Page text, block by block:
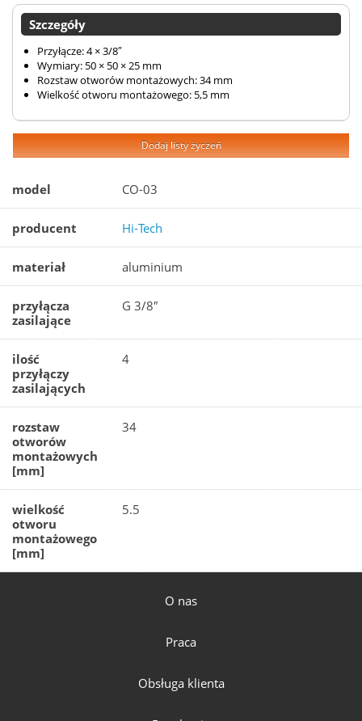
Szczegóły
Przyłącze: 4 × 3/8″
Wymiary: 50 × 50 × 25 mm
Rozstaw otworów montażowych: 34 mm
Wielkość otworu montażowego: 5,5 mm
Dodaj listy życzeń
model CO-03
producent Hi-Tech
materiał aluminium
przyłącza
zasilające
G 3/8″
ilość
przyłączy
zasilających
4
rozstaw
otworów
montażowych
[mm]
34
wielkość
otworu
montażowego
[mm]
5.5
O nas
Praca
Obsługa klienta